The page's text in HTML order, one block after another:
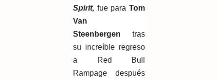
Spirit, fue para Tom
Van
Steenbergen tras
su increíble regreso
a Red Bull
Rampage después